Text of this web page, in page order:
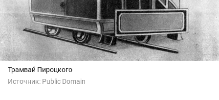
Трамвай Пироцкого
Источник: Public Domain